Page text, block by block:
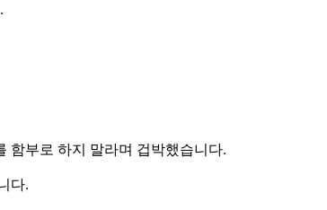
함부로 하지 말라며 겁박했습니다.
다.